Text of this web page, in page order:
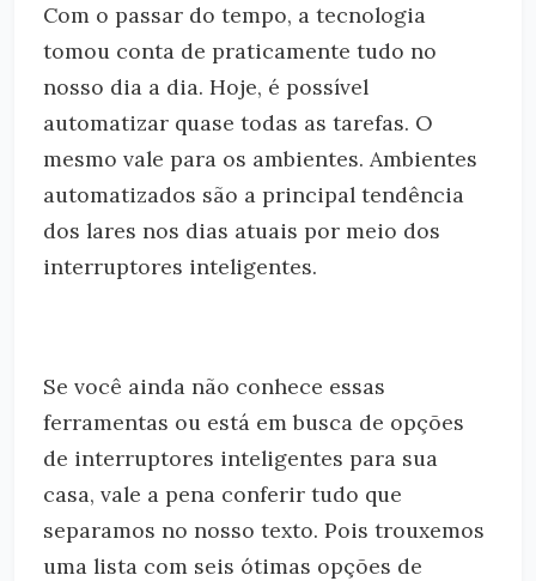
Com o passar do tempo, a tecnologia
tomou conta de praticamente tudo no
nosso dia a dia. Hoje, é possível
automatizar quase todas as tarefas. O
mesmo vale para os ambientes. Ambientes
automatizados são a principal tendência
dos lares nos dias atuais por meio dos
interruptores inteligentes.
Se você ainda não conhece essas
ferramentas ou está em busca de opções
de interruptores inteligentes para sua
casa, vale a pena conferir tudo que
separamos no nosso texto. Pois trouxemos
uma lista com seis ótimas opções de